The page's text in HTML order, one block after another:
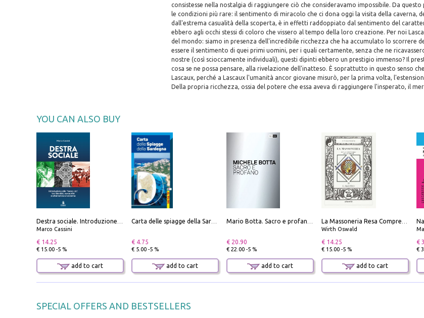
consistesse nella nostalgia di raggiungere ciò che consideravamo impossibile. Da questo
le condizioni più rare: il sentimento di miracolo che ci dona oggi la visita della caverna,
dall'estrema casualità della scoperta, è in effetti raddoppiato dal sentimento del
ebbero agli occhi stessi di coloro che vissero al tempo della loro creazione. Per noi
del mondo: siamo in presenza dell'incredibile ricchezza che ha accumulato lo scorrere
essere il sentimento di quei primi uomini, per i quali certamente, senza che ne
nostre (così scioccamente individuali), questi dipinti ebbero un prestigio immenso? Il
cosa se ne possa pensare, alla rivelazione dell'inatteso. È soprattutto in questo senso
Lascaux, perché a Lascaux l'umanità ancor giovane misurò, per la prima volta,
Della propria ricchezza, ossia del potere che essa aveva di raggiungere l'insperato, il
YOU CAN ALSO BUY
Marco Cassini
€ 14.25
€ 15.00 -5 %
add to cart
€ 4.75
€ 5.00 -5 %
add to cart
€ 20.90
€ 22.00 -5 %
add to cart
Wirth Oswald
€ 14.25
€ 15.00 -5 %
add to cart
€
€
SPECIAL OFFERS AND BESTSELLERS